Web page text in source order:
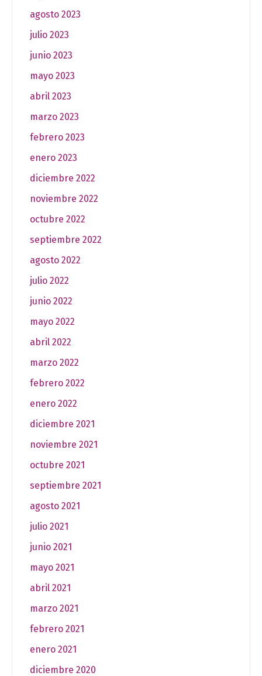
agosto 2023
julio 2023
junio 2023
mayo 2023
abril 2023
marzo 2023
febrero 2023
enero 2023
diciembre 2022
noviembre 2022
octubre 2022
septiembre 2022
agosto 2022
julio 2022
junio 2022
mayo 2022
abril 2022
marzo 2022
febrero 2022
enero 2022
diciembre 2021
noviembre 2021
octubre 2021
septiembre 2021
agosto 2021
julio 2021
junio 2021
mayo 2021
abril 2021
marzo 2021
febrero 2021
enero 2021
diciembre 2020